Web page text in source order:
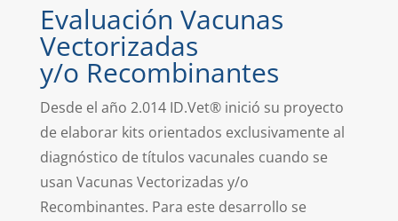
Evaluación Vacunas
Vectorizadas
y/o Recombinantes
Desde el año 2.014 ID.Vet® inició su proyecto
de elaborar kits orientados exclusivamente al
diagnóstico de títulos vacunales cuando se
usan Vacunas Vectorizadas y/o
Recombinantes. Para este desarrollo se